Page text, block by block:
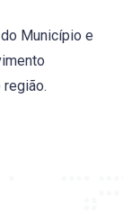
Município e